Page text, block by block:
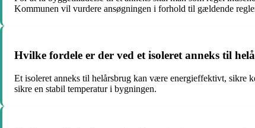
Kommunen vil vurdere ansøgningen i forhold til gældende
Hvilke fordele er der ved et isoleret anneks til
Et isoleret anneks til helårsbrug kan være energieffektivt, sikre
sikre en stabil temperatur i bygningen.